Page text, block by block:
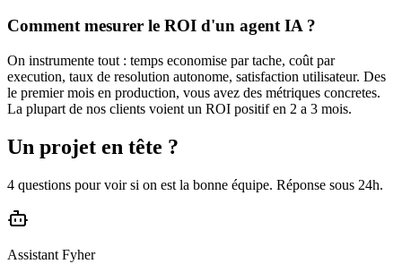
Comment mesurer le ROI d'un agent IA ?
On instrumente tout : temps economise par tache, coût par
execution, taux de resolution autonome, satisfaction utilisateur. Des
le premier mois en production, vous avez des métriques concretes.
La plupart de nos clients voient un ROI positif en 2 a 3 mois.
Un projet en tête ?
4 questions pour voir si on est la bonne équipe. Réponse sous 24h.
Assistant Fyher